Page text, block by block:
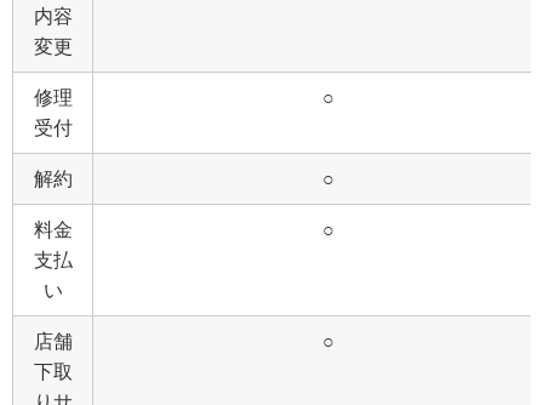
内容
変更
修理
受付
○
解約 ○
料金
支払
い
○
店舗
下取
○